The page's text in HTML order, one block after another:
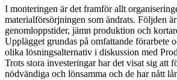
I monteringen är det framför allt
materialförsörjningen som ändrats. Följden
genomloppstider, jämn produktion och
Upplägget grundas på omfattande förarbete
olika lösningsalternativ i diskussion med
Trots stora investeringar har det visat sig att
nödvändiga och lönsamma och de har nått